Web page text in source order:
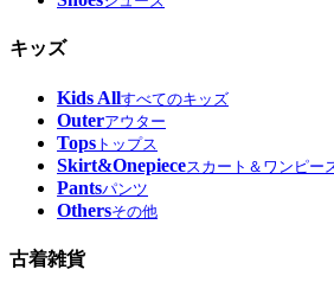
キッズ
Kids Allすべてのキッズ
Outerアウター
Tops トップス
Skirt&Onepieceスカート＆ワンピー
Pantsパンツ
Othersその他
古着雑貨